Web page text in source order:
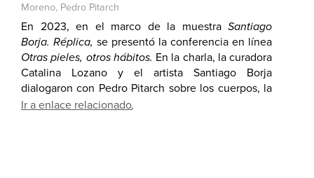
Moreno, Pedro Pitarch
En 2023, en el marco de la muestraSantiago
Borja. Réplica, se presentó la conferencia en línea
Otras pieles, otros hábitos. En la charla, la curadora
Catalina Lozano y el artista Santiago Borja
dialogaron con Pedro Pitarch sobre los cuerpos, la
creencia y el otro lado del lenguaje en los pueblos
Ir a enlace relacionado